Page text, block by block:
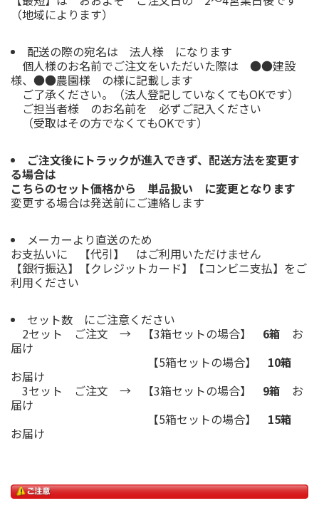
（地域によります）
配送の際の宛名は 法人様 になります
個人様のお名前でご注文をいただいた際は ●●建設
様、●●農園様 の様に記載します
ご了承ください。（法人登記していなくてもOKです）
ご担当者様 のお名前を 必ずご記入ください
（受取はその方でなくてもOKです）
ご注文後にトラックが進入できず、配送方法を変更す
る場合は
こちらのセット価格から 単品扱い に変更となります
変更する場合は発送前にご連絡します
メーカーより直送のため
お支払いに 【代引】 はご利用いただけません
【銀行振込】【クレジットカード】【コンビニ支払】をご
利用ください
セット数 にご注意ください
2セット ご注文 → 【3箱セットの場合】 6箱 お
届け
【5箱セットの場合】 10箱
お届け
3セット ご注文 → 【3箱セットの場合】 9箱 お
届け
【5箱セットの場合】 15箱
お届け